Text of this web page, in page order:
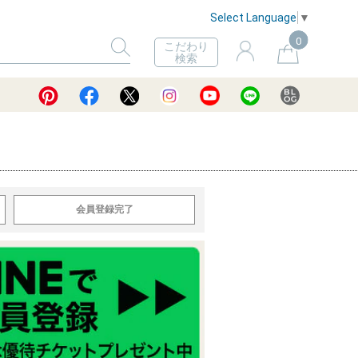
Select Language ▼
こだわり
検索
0
会員登録完了